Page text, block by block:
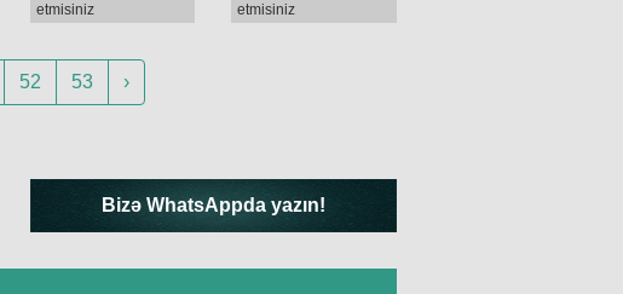
etmisiniz
etmisiniz
52 53 ›
Bizə WhatsAppda yazın!